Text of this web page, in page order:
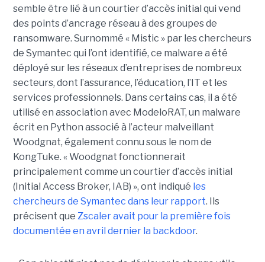
semble être lié à un courtier d’accès initial qui vend
des points d’ancrage réseau à des groupes de
ransomware. Surnommé « Mistic » par les chercheurs
de Symantec qui l’ont identifié, ce malware a été
déployé sur les réseaux d’entreprises de nombreux
secteurs, dont l’assurance, l’éducation, l’IT et les
services professionnels. Dans certains cas, il a été
utilisé en association avec ModeloRAT, un malware
écrit en Python associé à l’acteur malveillant
Woodgnat, également connu sous le nom de
KongTuke. « Woodgnat fonctionnerait
principalement comme un courtier d’accès initial
(Initial Access Broker, IAB) », ont indiqué les
chercheurs de Symantec dans leur rapport. Ils
précisent que Zscaler avait pour la première fois
documentée en avril dernier la backdoor.